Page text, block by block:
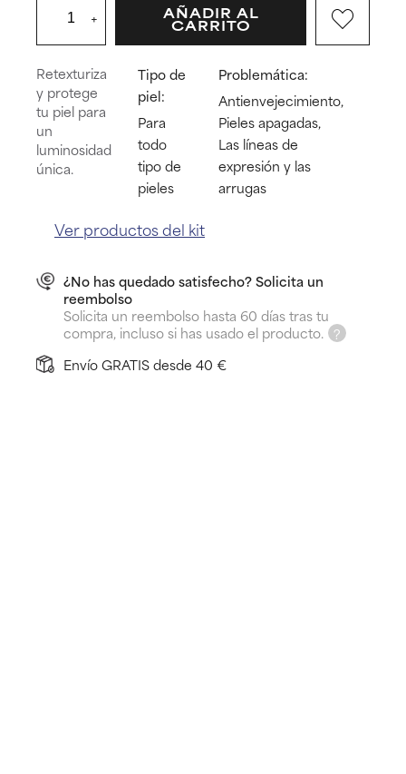
Retexturiza
y protege
tu piel para
un
luminosidad
única.
Tipo de
piel:
Para
todo
tipo de
pieles
Problemática:
Antienvejecimiento,
Pieles apagadas,
Las líneas de
expresión y las
arrugas
Ver productos del kit
+ AÑADIR AL
CARRITO
¿No has quedado satisfecho? Solicita un
reembolso
Solicita un reembolso hasta 60 días tras tu
compra, incluso si has usado el producto.
Envío GRATIS desde 40 €